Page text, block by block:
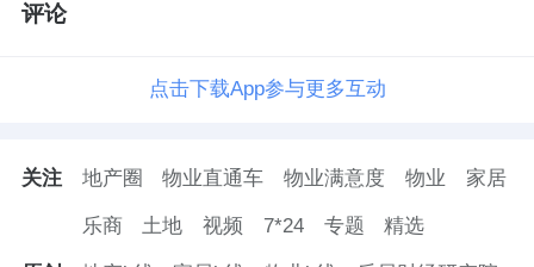
评论
点击下载App参与更多互动
关注 地产圈 物业直通车 物业满意度 物业 家居
乐商 土地 视频 7*24 专题 精选